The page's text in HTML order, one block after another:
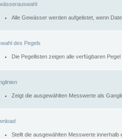
Alle Gewässer werden aufgelistet, wenn
des Pegels
Die Pegellisten zeigen alle verfügbaren
Zeigt die ausgewählten Messwerte als
Stellt die ausgewählten Messwerte